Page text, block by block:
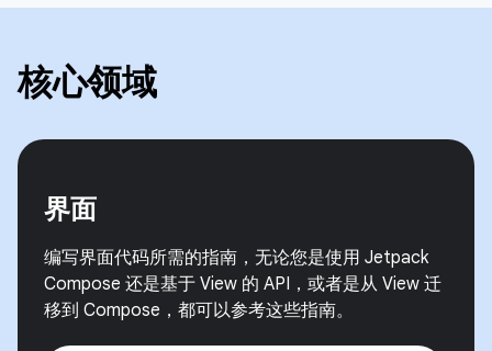
核心领域
界面
编写界面代码所需的指南，无论您是使用 Jetpack
Compose 还是基于 View 的 API，或者是从 View 迁
移到 Compose，都可以参考这些指南。